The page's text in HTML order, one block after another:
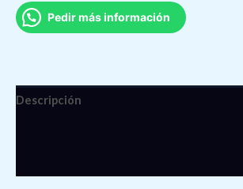
Pedir más información
Descripción